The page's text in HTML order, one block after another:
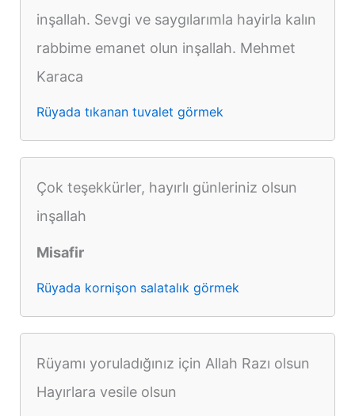
inşallah. Sevgi ve saygılarımla hayirla kalın
rabbime emanet olun inşallah. Mehmet
Karaca
Rüyada tıkanan tuvalet görmek
Çok teşekkürler, hayırlı günleriniz olsun
inşallah
Misafir
Rüyada kornişon salatalık görmek
Rüyamı yoruladığınız için Allah Razı olsun
Hayırlara vesile olsun